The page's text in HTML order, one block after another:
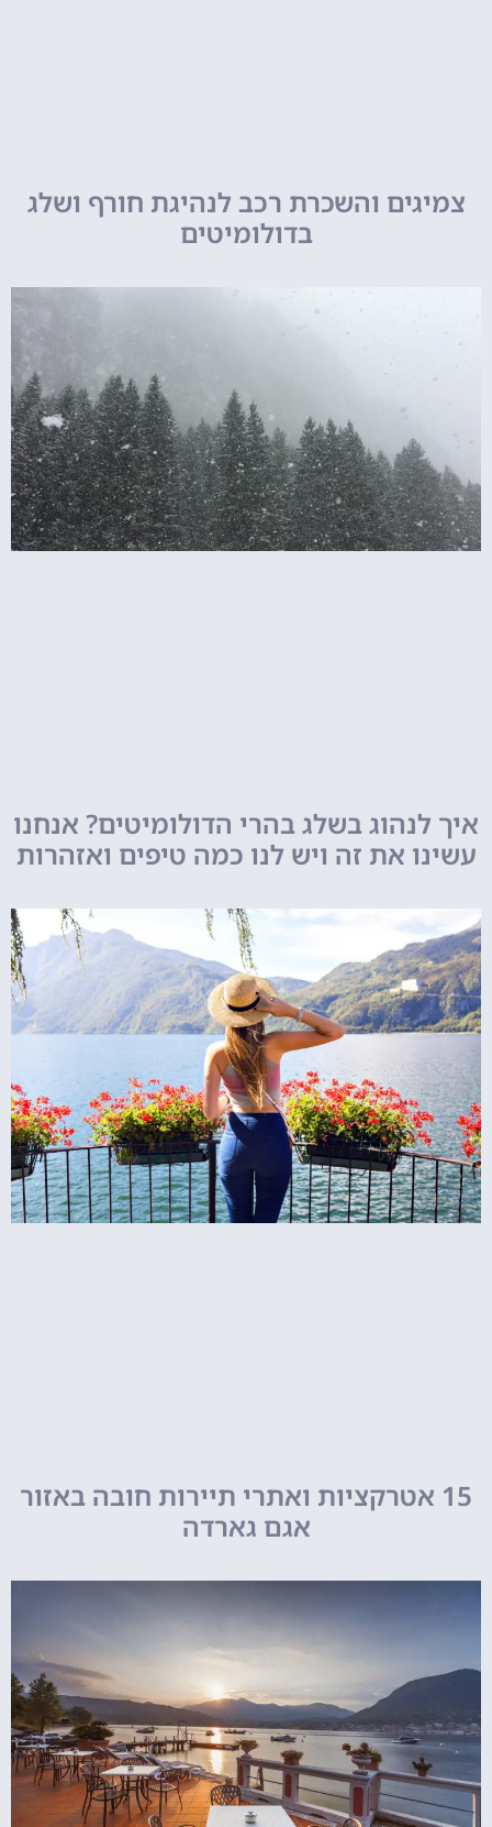
צמיגים והשכרת רכב לנהיגת חורף ושלג
בדולומיטים
איך לנהוג בשלג בהרי הדולומיטים? אנחנו
עשינו את זה ויש לנו כמה טיפים ואזהרות
15 אטרקציות ואתרי תיירות חובה באזור
אגם גארדה